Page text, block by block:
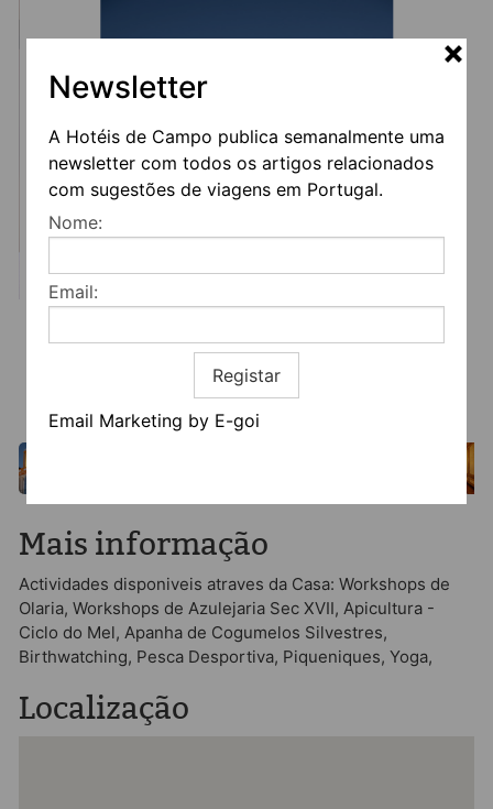
Newsletter
A Hotéis de Campo publica semanalmente uma
newsletter com todos os artigos relacionados
com sugestões de viagens em Portugal.
Nome:
Email:
Registar
Email Marketing by E-goi
Mais informação
Actividades disponiveis atraves da Casa: Workshops de
Olaria, Workshops de Azulejaria Sec XVII, Apicultura -
Ciclo do Mel, Apanha de Cogumelos Silvestres,
Birthwatching, Pesca Desportiva, Piqueniques, Yoga,
Localização